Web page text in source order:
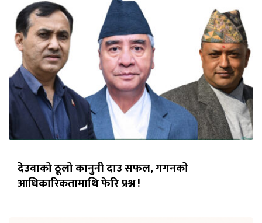
देउवाको ठूलो कानुनी दाउ सफल, गगनको
आधिकारिकतामाथि फेरि प्रश्न !